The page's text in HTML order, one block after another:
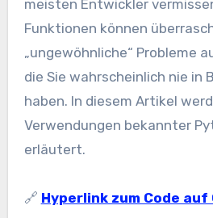
meisten Entwickler
Funktionen können
„ungewöhnliche“ Probleme
die Sie wahrscheinlich nie in
haben. In diesem Artikel
Verwendungen bekannter
erläutert.
🔗 Hyperlink zum Code auf